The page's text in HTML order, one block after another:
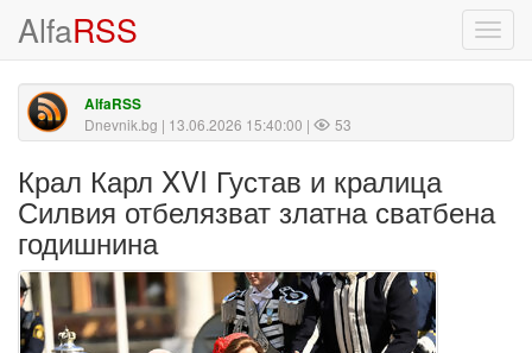
AlfaRSS
AlfaRSS
Dnevnik.bg | 13.06.2026 15:40:00 | 53
Крал Карл XVI Густав и кралица
Силвия отбелязват златна сватбена
годишнина